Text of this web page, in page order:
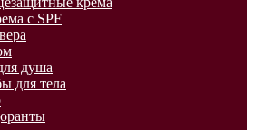
с SPF
душа
для тела